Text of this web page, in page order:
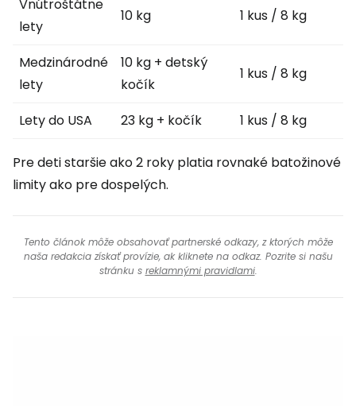
Vnútroštátne
lety
10 kg 1 kus / 8 kg
Medzinárodné
lety
10 kg + detský
kočík
1 kus / 8 kg
Lety do USA 23 kg + kočík 1 kus / 8 kg
Pre deti staršie ako 2 roky platia rovnaké batožinové
limity ako pre dospelých.
Tento článok môže obsahovať partnerské odkazy, z ktorých môže
naša redakcia získať provízie, ak kliknete na odkaz. Pozrite si našu
stránku s reklamnými pravidlami.